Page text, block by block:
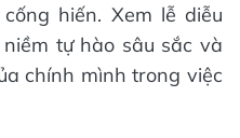
hiến. Xem lễ diễu
tự hào sâu sắc và
chính mình trong việc